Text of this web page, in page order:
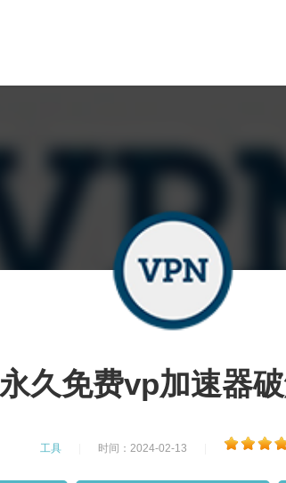
永久免费vp加速器
工具 时间：2024-02-13